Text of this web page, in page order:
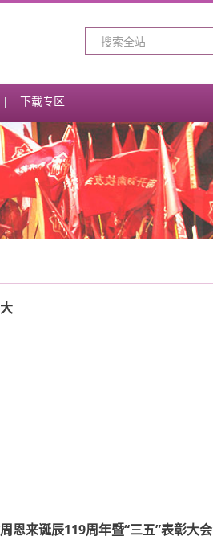
下载专区
恩来诞辰119周年暨“三五”表彰大会